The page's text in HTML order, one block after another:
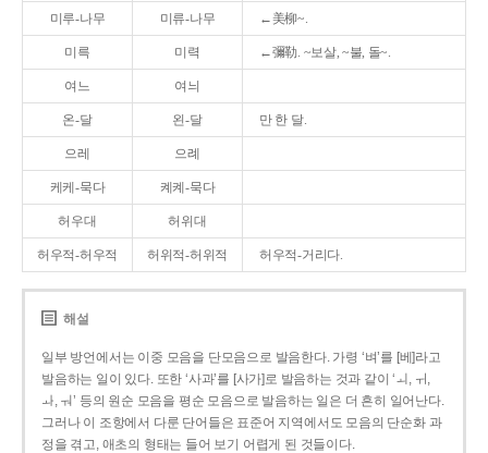
미루-나무 미류-나무 ←美柳~.
미륵 미력 ←彌勒. ~보살, ~불, 돌~.
여느 여늬
온-달 왼-달 만 한 달.
으레 으례
케케-묵다 켸켸-묵다
허우대 허위대
허우적-허우적 허위적-허위적 허우적-거리다.
해설
일부 방언에서는 이중 모음을 단모음으로 발음한다. 가령 ‘벼’를 [베]라고
발음하는 일이 있다. 또한 ‘사과’를 [사가]로 발음하는 것과 같이 ‘ㅚ, ㅟ,
ㅘ, ㅝ’ 등의 원순 모음을 평순 모음으로 발음하는 일은 더 흔히 일어난다.
그러나 이 조항에서 다룬 단어들은 표준어 지역에서도 모음의 단순화 과
정을 겪고, 애초의 형태는 들어 보기 어렵게 된 것들이다.